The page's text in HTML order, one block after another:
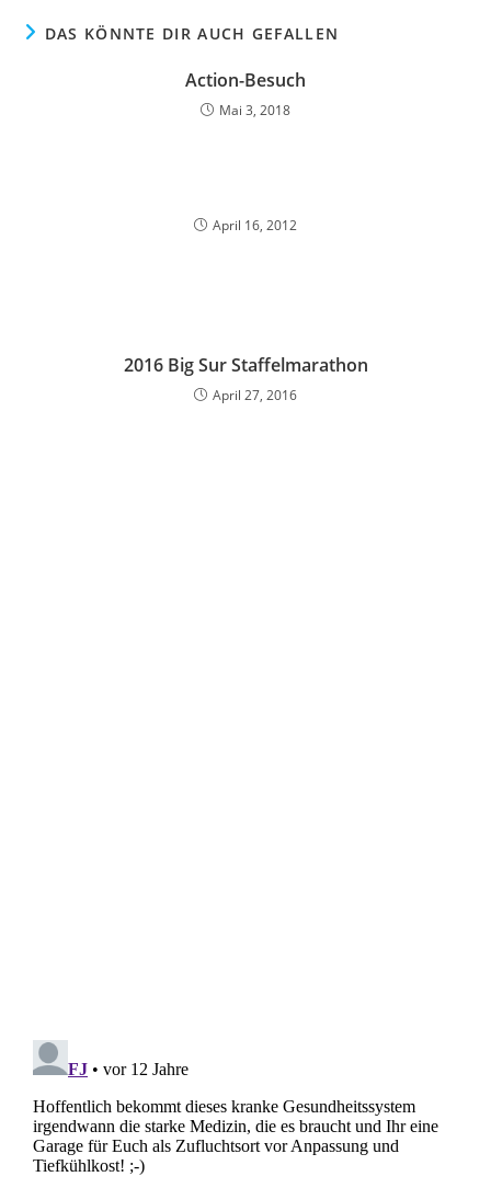
DAS KÖNNTE DIR AUCH GEFALLEN
Action-Besuch
Mai 3, 2018
April 16, 2012
2016 Big Sur Staffelmarathon
April 27, 2016